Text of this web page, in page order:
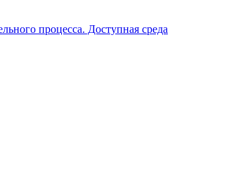
процесса. Доступная среда